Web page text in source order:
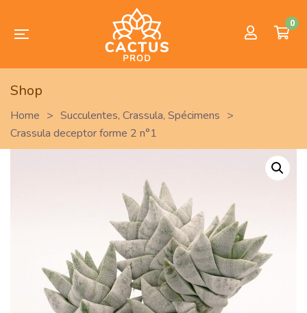
0
Shop
Home > Succulentes, Crassula, Spécimens >
Crassula deceptor forme 2 n°1